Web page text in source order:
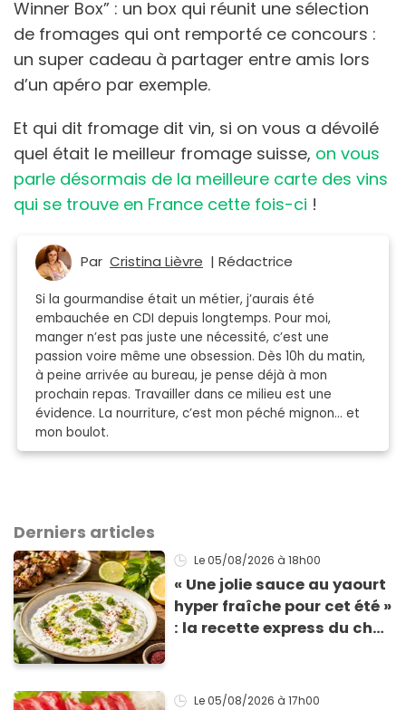
Winner Box” : un box qui réunit une sélection
de fromages qui ont remporté ce concours :
un super cadeau à partager entre amis lors
d’un apéro par exemple.
Et qui dit fromage dit vin, si on vous a dévoilé
quel était le meilleur fromage suisse, on vous
parle désormais de la meilleure carte des vins
qui se trouve en France cette fois-ci !
Par Cristina Lièvre | Rédactrice
Si la gourmandise était un métier, j’aurais été
embauchée en CDI depuis longtemps. Pour moi,
manger n’est pas juste une nécessité, c’est une
passion voire même une obsession. Dès 10h du matin,
à peine arrivée au bureau, je pense déjà à mon
prochain repas. Travailler dans ce milieu est une
évidence. La nourriture, c’est mon péché mignon… et
mon boulot.
Derniers articles
Le 05/08/2026 à 18h00
« Une jolie sauce au yaourt
hyper fraîche pour cet été »
: la recette express du chef
grillades
Le 05/08/2026 à 17h00